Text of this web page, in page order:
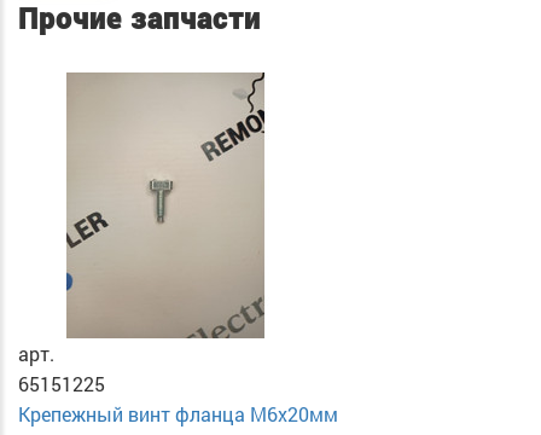
Прочие запчасти
арт.
65151225
Крепежный винт фланца М6х20мм